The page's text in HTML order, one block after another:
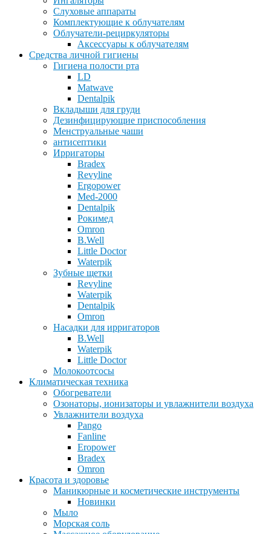
Слуховые аппараты
Комплектующие к облучателям
Облучатели-рециркуляторы
Аксессуары к облучателям
Средства личной гигиены
Гигиена полости рта
LD
Matwave
Dentalpik
Вкладыши для груди
Дезинфицирующие приспособления
Менструальные чаши
антисептики
Ирригаторы
Bradex
Revyline
Ergopower
Med-2000
Dentalpik
Рокимед
Omron
B.Well
Little Doctor
Waterpik
Зубные щетки
Revyline
Waterpik
Dentalpik
Omron
Насадки для ирригаторов
B.Well
Waterpik
Little Doctor
Молокоотсосы
Климатическая техника
Обогреватели
Озонаторы, ионизаторы и увлажнители воздуха
Увлажнители воздуха
Pango
Fanline
Eropower
Bradex
Omron
Красота и здоровье
Маникюрные и косметические инструменты
Новинки
Мыло
Морская соль